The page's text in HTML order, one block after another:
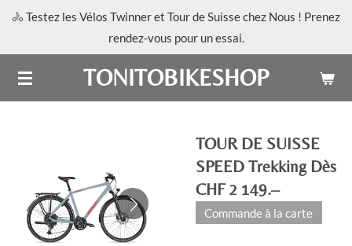
Passer
principal
TONITOBIKESHOP
🚴 Testez les Vélos Twinner et Tour de Suisse chez Nous ! Prenez
rendez-vous pour un essai.
TOUR DE SUISSE
SPEED Trekking Dès
CHF 2 149.–
Commande à la carte